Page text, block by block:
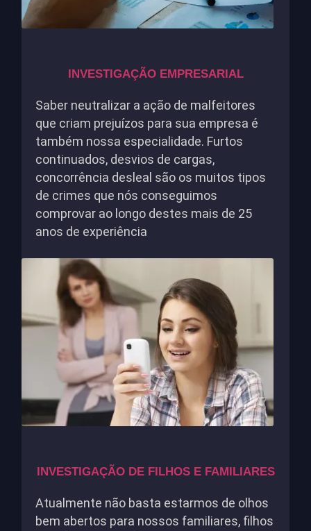
INVESTIGAÇÃO EMPRESARIAL
Saber neutralizar a ação de malfeitores
que criam prejuízos para sua empresa é
também nossa especialidade. Furtos
continuados, desvios de cargas,
concorrência desleal são os muitos tipos
de crimes que nós conseguimos
comprovar ao longo destes mais de 25
anos de experiência
INVESTIGAÇÃO DE FILHOS E FAMILIARES
Atualmente não basta estarmos de olhos
bem abertos para nossos familiares, filhos